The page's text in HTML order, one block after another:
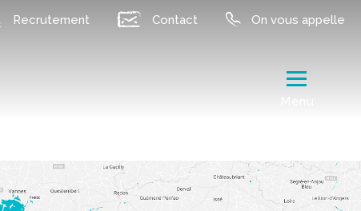
Recrutement Contact On vous appelle